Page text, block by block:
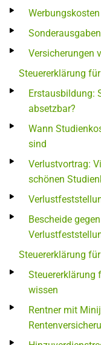
Sonderausgaben
Versicherungen
Steuererklärung
Erstausbildung:
absetzbar?
Wann
sind
Verlustvortrag:
schönen
Bescheide
Steuererklärung
Steuererklärung
wissen
Rentner mit